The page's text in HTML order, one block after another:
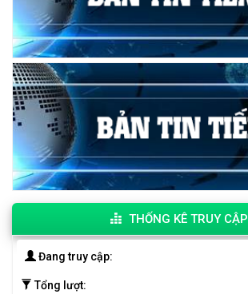
THỐNG KÊ TRUY CẬP
Đang truy cập:
Tổng lượt: